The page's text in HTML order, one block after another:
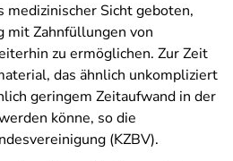
medizinischer Sicht geboten,
mit Zahnfüllungen von
zu ermöglichen. Zur Zeit
das ähnlich unkompliziert
geringem Zeitaufwand in der
könne, so die
(KZBV).